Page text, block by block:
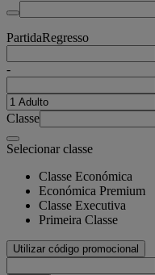
PartidaRegresso
-
Classe
Selecionar classe
Classe Económica
Económica Premium
Classe Executiva
Primeira Classe
Utilizar código promocional